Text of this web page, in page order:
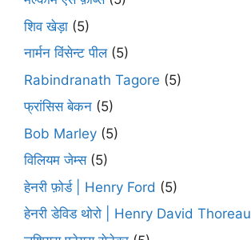
शिव खेड़ा (5)
नार्मन विंसेन्ट पील(5)
Rabindranath Tagore (5)
फ्रांसिस बेकन (5)
Bob Marley (5)
विलियम जेम्स(5)
हेनरी फ़ोर्ड | Henry Ford (5)
हेनरी डेविड थोरो | Henry David Thoreau